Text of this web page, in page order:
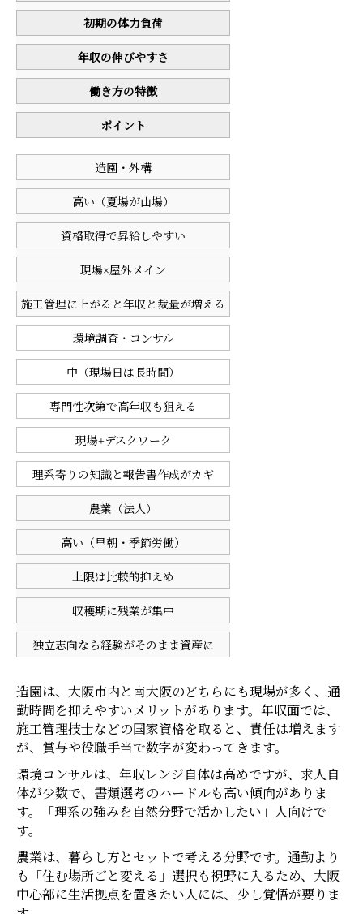
初期の体力負荷
年収の伸びやすさ
働き方の特徴
ポイント
造園・外構
高い（夏場が山場）
資格取得で昇給しやすい
現場×屋外メイン
施工管理に上がると年収と裁量が増える
環境調査・コンサル
中（現場日は長時間）
専門性次第で高年収も狙える
現場+デスクワーク
理系寄りの知識と報告書作成がカギ
農業（法人）
高い（早朝・季節労働）
上限は比較的抑えめ
収穫期に残業が集中
独立志向なら経験がそのまま資産に
造園は、大阪市内と南大阪のどちらにも現場が多く、通
勤時間を抑えやすいメリットがあります。年収面では、
施工管理技士などの国家資格を取ると、責任は増えます
が、賞与や役職手当で数字が変わってきます。
環境コンサルは、年収レンジ自体は高めですが、求人自
体が少数で、書類選考のハードルも高い傾向がありま
す。「理系の強みを自然分野で活かしたい」人向けで
す。
農業は、暮らし方とセットで考える分野です。通勤より
も「住む場所ごと変える」選択も視野に入るため、大阪
中心部に生活拠点を置きたい人には、少し覚悟が要りま